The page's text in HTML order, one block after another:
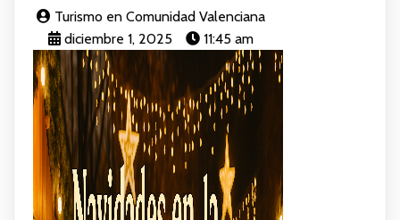
Turismo en Comunidad Valenciana
diciembre 1, 2025
11:45 am